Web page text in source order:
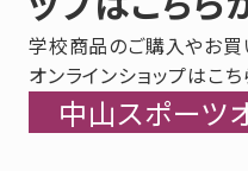
学校商品のご購入やお
オンラインショップは
中山スポーツ